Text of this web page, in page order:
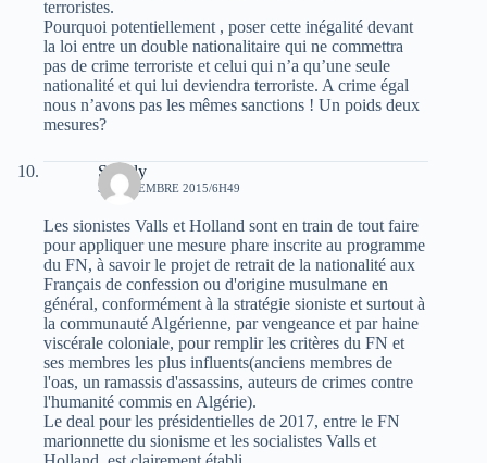
terroristes.
Pourquoi potentiellement , poser cette inégalité devant
la loi entre un double nationalitaire qui ne commettra
pas de crime terroriste et celui qui n’a qu’une seule
nationalité et qui lui deviendra terroriste. A crime égal
nous n’avons pas les mêmes sanctions ! Un poids deux
mesures?
Simply
30 DÉCEMBRE 2015/6H49
Les sionistes Valls et Holland sont en train de tout faire
pour appliquer une mesure phare inscrite au programme
du FN, à savoir le projet de retrait de la nationalité aux
Français de confession ou d'origine musulmane en
général, conformément à la stratégie sioniste et surtout à
la communauté Algérienne, par vengeance et par haine
viscérale coloniale, pour remplir les critères du FN et
ses membres les plus influents(anciens membres de
l'oas, un ramassis d'assassins, auteurs de crimes contre
l'humanité commis en Algérie).
Le deal pour les présidentielles de 2017, entre le FN
marionnette du sionisme et les socialistes Valls et